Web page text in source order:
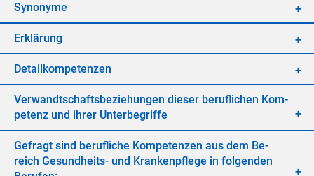
Syn­ony­me
Er­klä­rung
De­tail­kom­pe­ten­zen
Ver­wandt­schafts­be­zie­hun­gen die­ser be­ruf­li­chen Kom­
pe­tenz und ih­rer Un­ter­be­grif­fe
Ge­fragt sind be­ruf­li­che Kom­pe­ten­zen aus dem Be­
reich Ge­sund­heits- und Kran­ken­pfle­ge in fol­gen­den